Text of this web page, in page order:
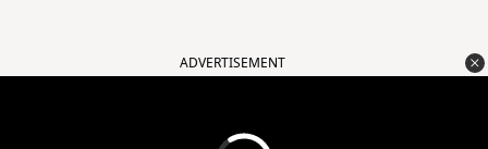
ADVERTISEMENT